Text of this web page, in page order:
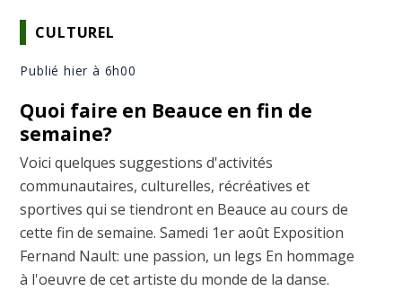
CULTUREL
Publié hier à 6h00
Quoi faire en Beauce en fin de
semaine?
Voici quelques suggestions d'activités
communautaires, culturelles, récréatives et
sportives qui se tiendront en Beauce au cours de
cette fin de semaine. Samedi 1er août Exposition
Fernand Nault: une passion, un legs En hommage
à l'oeuvre de cet artiste du monde de la danse.